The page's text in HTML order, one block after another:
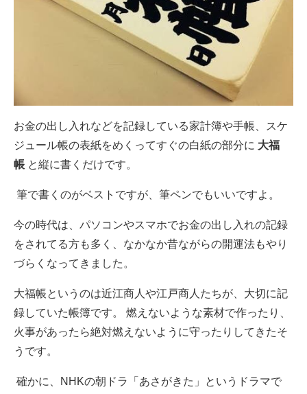
お金の出し入れなどを記録している家計簿や手帳、スケ
ジュール帳の表紙をめくってすぐの白紙の部分に 大福
帳 と縦に書くだけです。
筆で書くのがベストですが、筆ペンでもいいですよ。
今の時代は、パソコンやスマホでお金の出し入れの記録
をされてる方も多く、なかなか昔ながらの開運法もやり
づらくなってきました。
大福帳というのは近江商人や江戸商人たちが、大切に記
録していた帳簿です。 燃えないような素材で作ったり、
火事があったら絶対燃えないように守ったりしてきたそ
うです。
確かに、NHKの朝ドラ「あさがきた」というドラマで